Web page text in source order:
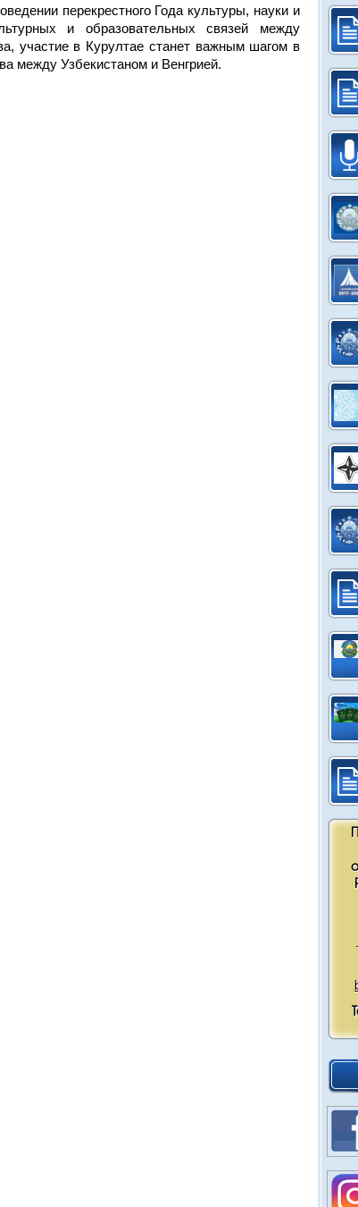
перекрестного Года культуры, науки и
и образовательных связей между
участие в Курултае станет важным шагом в
между Узбекистаном и Венгрией.